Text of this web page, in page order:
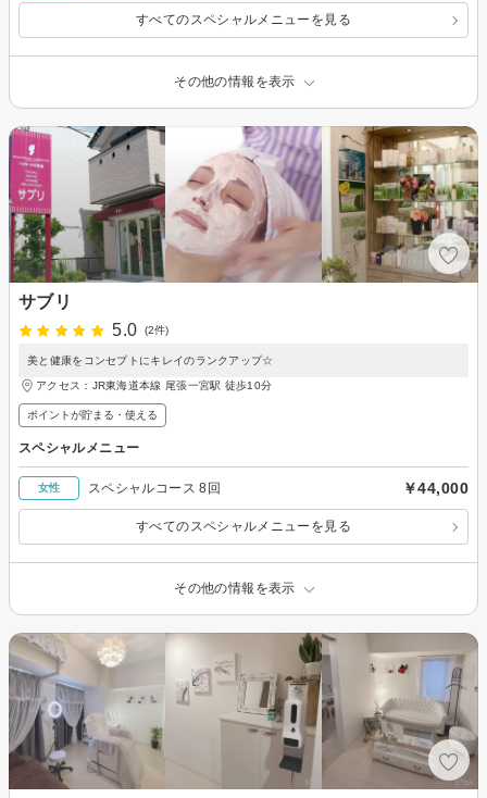
すべてのスペシャルメニューを見る
その他の情報を表示
サブリ
5.0
(2件)
美と健康をコンセプトにキレイのランクアップ☆
アクセス：JR東海道本線 尾張一宮駅 徒歩10分
ポイントが貯まる・使える
スペシャルメニュー
女性 スペシャルコース 8回 ￥44,000
すべてのスペシャルメニューを見る
その他の情報を表示